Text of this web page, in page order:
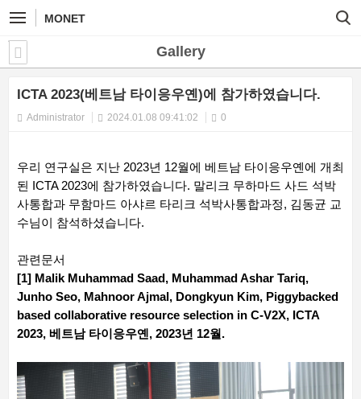
MONET
Gallery
ICTA 2023(베트남 타이응우옌)에 참가하였습니다.
Administrator 2024.01.08 09:41:02 0
우리 연구실은 지난 2023년 12월에 베트남 타이응우옌에 개최
된 ICTA 2023에 참가하였습니다. 말리크 무하마드 사드 석박
사통합과 무함마드 아샤르 타리크 석박사통합과정, 김동균 교
수님이 참석하셨습니다.
관련문서
[1] Malik Muhammad Saad, Muhammad Ashar Tariq,
Junho Seo, Mahnoor Ajmal, Dongkyun Kim, Piggybacked
based collaborative resource selection in C-V2X, ICTA
2023, 베트남 타이응우옌, 2023년 12월.